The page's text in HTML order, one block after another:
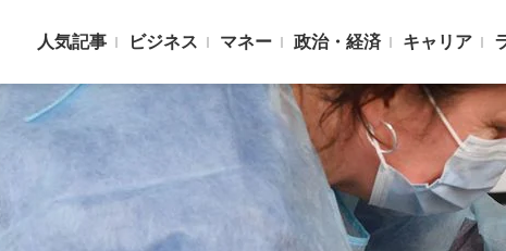
人気記事 ビジネス マネー 政治・経済 キャリア